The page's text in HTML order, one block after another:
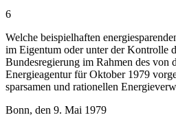
6
Welche beispielhaften
im Eigentum oder unter der Kontrolle
Bundesregierung im Rahmen des von
Energieagentur für Oktober 1979
sparsamen und rationellen
Bonn, den 9. Mai 1979